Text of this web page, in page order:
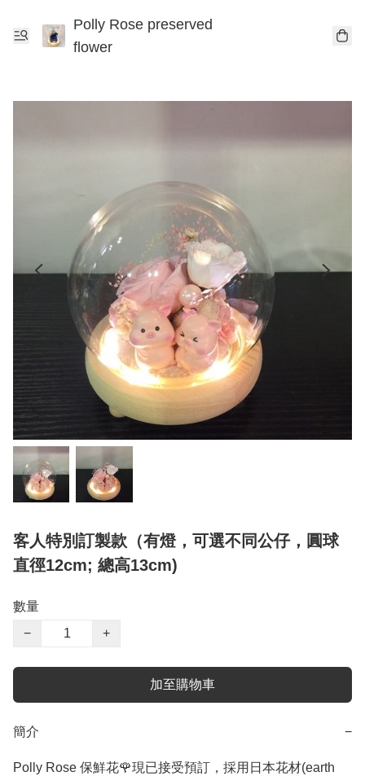
Polly Rose preserved
flower
客人特別訂製款（有燈，可選不同公仔，圓球
直徑12cm; 總高13cm)
數量
−
+
加至購物車
簡介 −
Polly Rose 保鮮花🌹現已接受預訂，採用日本花材(earth